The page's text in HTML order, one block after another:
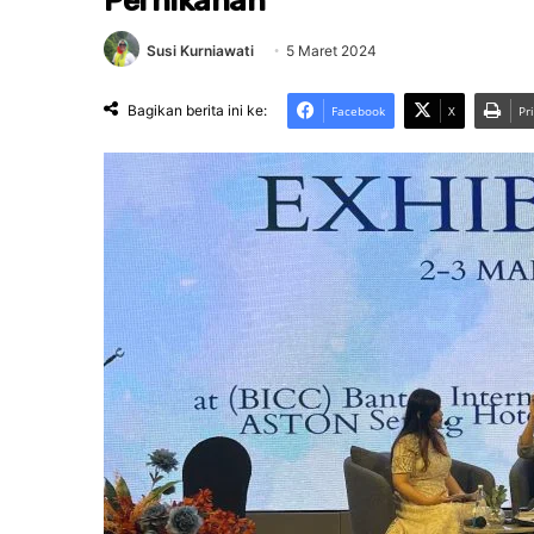
Susi Kurniawati 5 Maret 2024
Bagikan berita ini ke: Facebook X